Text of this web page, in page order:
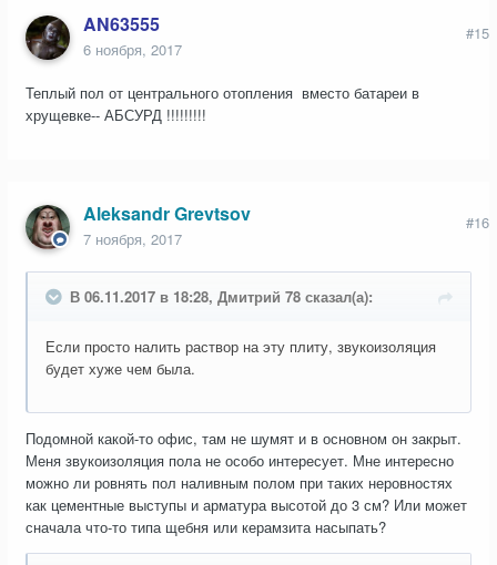
AN63555
6 ноября, 2017
#15
Теплый пол от центрального отопления вместо батареи в
хрущевке-- АБСУРД !!!!!!!!!
Aleksandr Grevtsov
7 ноября, 2017
#16
В 06.11.2017 в 18:28, Дмитрий 78 сказал(а):
Если просто налить раствор на эту плиту, звукоизоляция
будет хуже чем была.
Подомной какой-то офис, там не шумят и в основном он закрыт.
Меня звукоизоляция пола не особо интересует. Мне интересно
можно ли ровнять пол наливным полом при таких неровностях
как цементные выступы и арматура высотой до 3 см? Или может
сначала что-то типа щебня или керамзита насыпать?